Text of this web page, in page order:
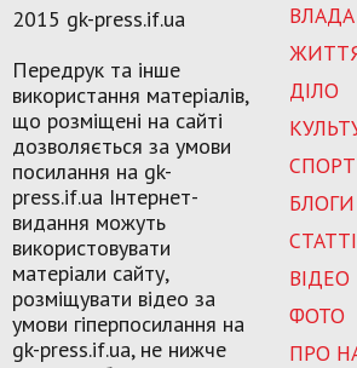
ВЛАДА
ДІЛО
СПОРТ
БЛОГИ
СТАТТІ
ВІДЕО
ФОТО
ПРО
2015 gk-press.if.ua
Передрук та інше
використання матеріалів,
що розміщені на сайті
дозволяється за умови
посилання на gk-
press.if.ua Інтернет-
видання можуть
використовувати
матеріали сайту,
розміщувати відео за
умови гіперпосилання на
gk-press.if.ua, не нижче